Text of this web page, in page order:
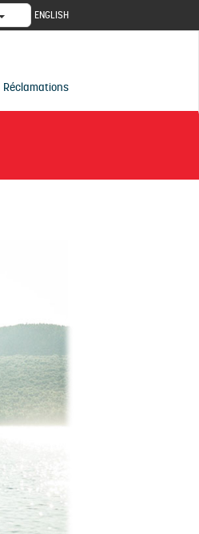
ENGLISH
Réclamations